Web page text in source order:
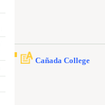
Cañada College